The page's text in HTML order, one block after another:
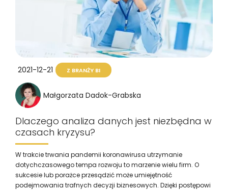
2021-12-21 Z BRANŻY BI
Małgorzata Dadok-Grabska
Dlaczego analiza danych jest niezbędna w
czasach kryzysu?
W trakcie trwania pandemii koronawirusa utrzymanie
dotychczasowego tempa rozwoju to marzenie wielu firm. O
sukcesie lub porażce przesądzić może umiejętność
podejmowania trafnych decyzji biznesowych. Dzięki postępowi